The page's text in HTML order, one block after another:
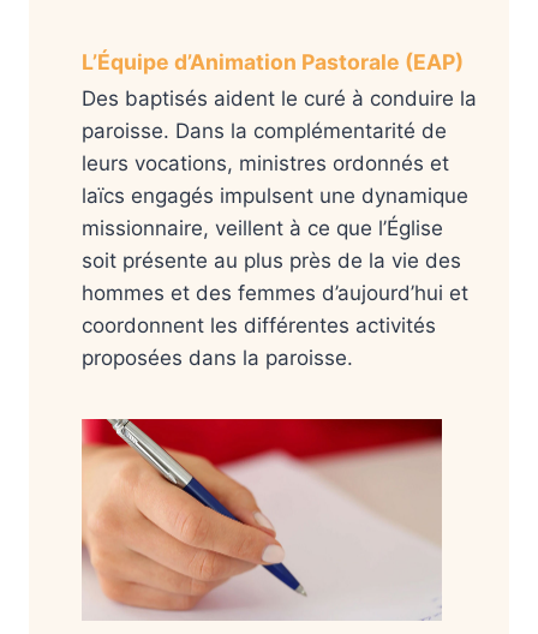
L’Équipe d’Animation Pastorale (EAP)
Des baptisés aident le curé à conduire la
paroisse. Dans la complémentarité de
leurs vocations, ministres ordonnés et
laïcs engagés impulsent une dynamique
missionnaire, veillent à ce que l’Église
soit présente au plus près de la vie des
hommes et des femmes d’aujourd’hui et
coordonnent les différentes activités
proposées dans la paroisse.